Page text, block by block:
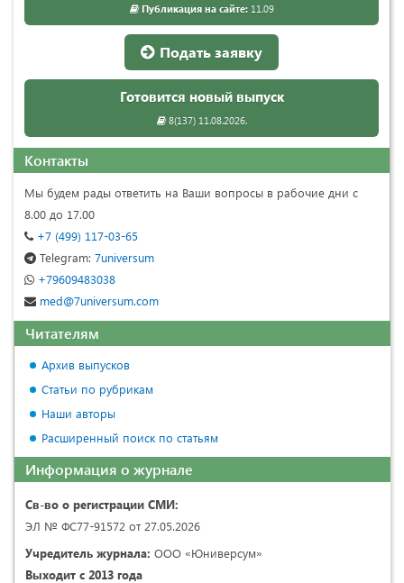
Публикация на сайте:11.09
Подать заявку
Готовится новый выпуск
8(137) 11.08.2026.
Контакты
Мы будем рады ответить на Ваши вопросы в рабочие дни с
8.00 до 17.00
+7 (499) 117-03-65
Telegram: 7universum
+79609483038
med@7universum.com
Читателям
Архив выпусков
Статьи по рубрикам
Наши авторы
Расширенный поиск по статьям
Информация о журнале
Св-во о регистрации СМИ:
ЭЛ № ФС77-91572 от 27.05.2026
Учредитель журнала: ООО «Юниверсум»
Выходит с 2013 года